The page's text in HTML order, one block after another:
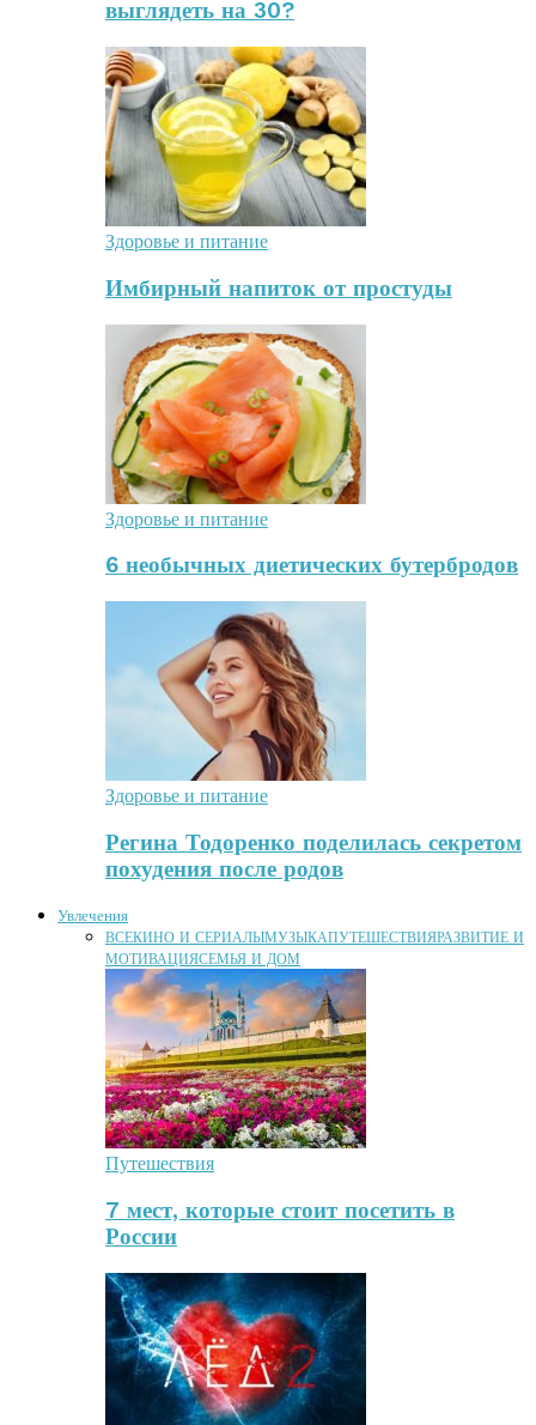
выглядеть на 30?
Здоровье и питание
Имбирный напиток от простуды
Здоровье и питание
6 необычных диетических бутербродов
Здоровье и питание
Регина Тодоренко поделилась секретом
похудения после родов
Увлечения
ВСЕКИНО И СЕРИАЛЫМУЗЫКАПУТЕШЕСТВИЯРАЗВИТИЕ И
МОТИВАЦИЯСЕМЬЯ И ДОМ
Путешествия
7 мест, которые стоит посетить в
России